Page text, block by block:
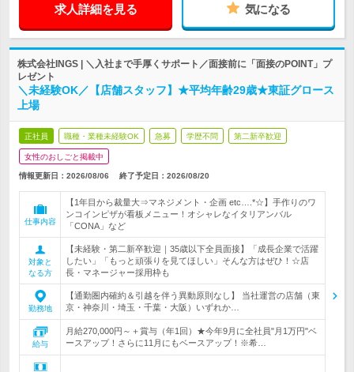
求人詳細を見る 気になる
株式会社INGS | ＼入社まで手厚くサポート／面接前に「面接のPOINT」プ
レゼント
＼未経験OK／【店舗スタッフ】★平均年齢29歳★東証グロース
上場
正社員 職種・業種未経験OK 急募 学歴不問 第二新卒歓迎
女性のおしごと掲載中
情報更新日：2026/08/06 終了予定日： 2026/08/20
仕事内容
【1年目から裁量大⇒マネジメント・企画 etc….*☆】手作りのワ
ンコインピザが看板メニュー！オシャレなイタリアンバル
「CONA」など
対象と
なる方
【未経験・第二新卒歓迎｜35歳以下全員面接】「成長企業で活躍
したい」「もっと頑張りを見てほしい」そんな方はぜひ！☆店
長・マネージャー採用枠も
勤務地
【通勤圏内確約＆引越を伴う異動原則なし】 当社運営の店舗（東
京・神奈川・埼玉・千葉・大阪）いずれか…
給与
月給270,000円～＋賞与（年1回）★今年9月に全社員"月1万円"ベ
ースアップ！さらに11月にもベースアップ！※希…